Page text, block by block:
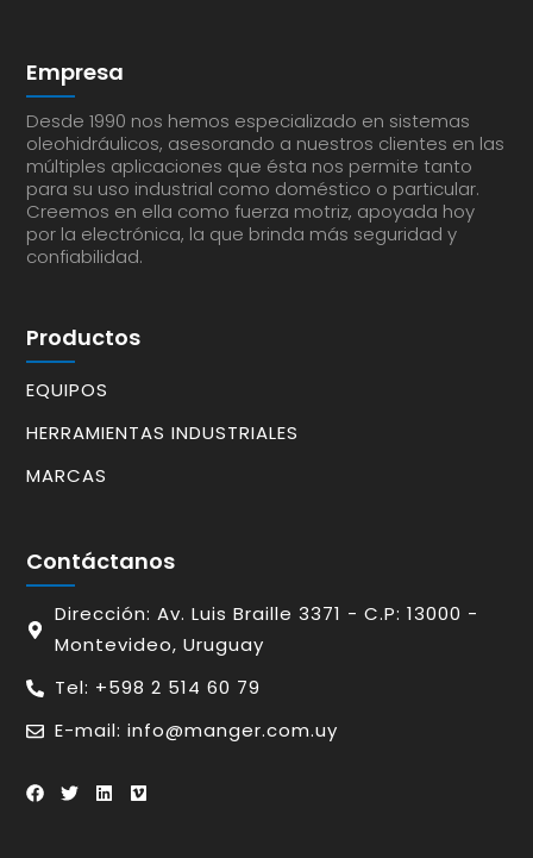
Empresa
Desde 1990 nos hemos especializado en sistemas
oleohidráulicos, asesorando a nuestros clientes en las
múltiples aplicaciones que ésta nos permite tanto
para su uso industrial como doméstico o particular.
Creemos en ella como fuerza motriz, apoyada hoy
por la electrónica, la que brinda más seguridad y
confiabilidad.
Productos
EQUIPOS
HERRAMIENTAS INDUSTRIALES
MARCAS
Contáctanos
Dirección: Av. Luis Braille 3371 - C.P: 13000 -
Montevideo, Uruguay
Tel: +598 2 514 60 79
E-mail: info@manger.com.uy